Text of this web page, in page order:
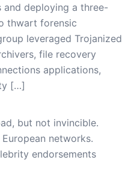
deploying a three-
thwart forensic
leveraged Trojanized
file recovery
applications,
[…]
but not invincible.
networks.
endorsements